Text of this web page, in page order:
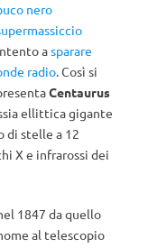
nero
asparare
radio. Così si
Centaurus
ellittica gigante
di stelle a 12
X e infrarossi dei
1847 da quello
al telescopio